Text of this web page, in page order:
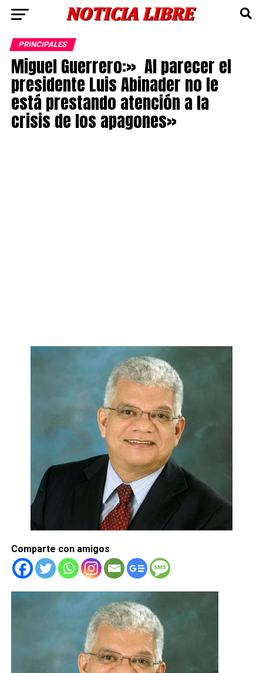
PRINCIPALES
Miguel Guerrero:» Al parecer el
presidente Luis Abinader no le
está prestando atención a la
crisis de los apagones»
Comparte con amigos